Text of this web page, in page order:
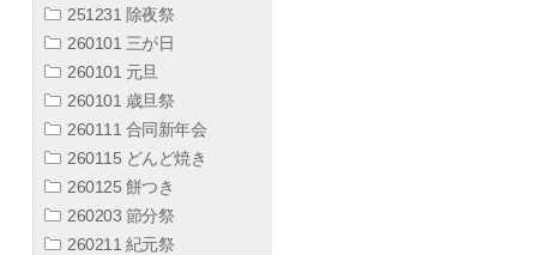
251231 除夜祭
260101 三が日
260101 元旦
260101 歳旦祭
260111 合同新年会
260115 どんど焼き
260125 餅つき
260203 節分祭
260211 紀元祭